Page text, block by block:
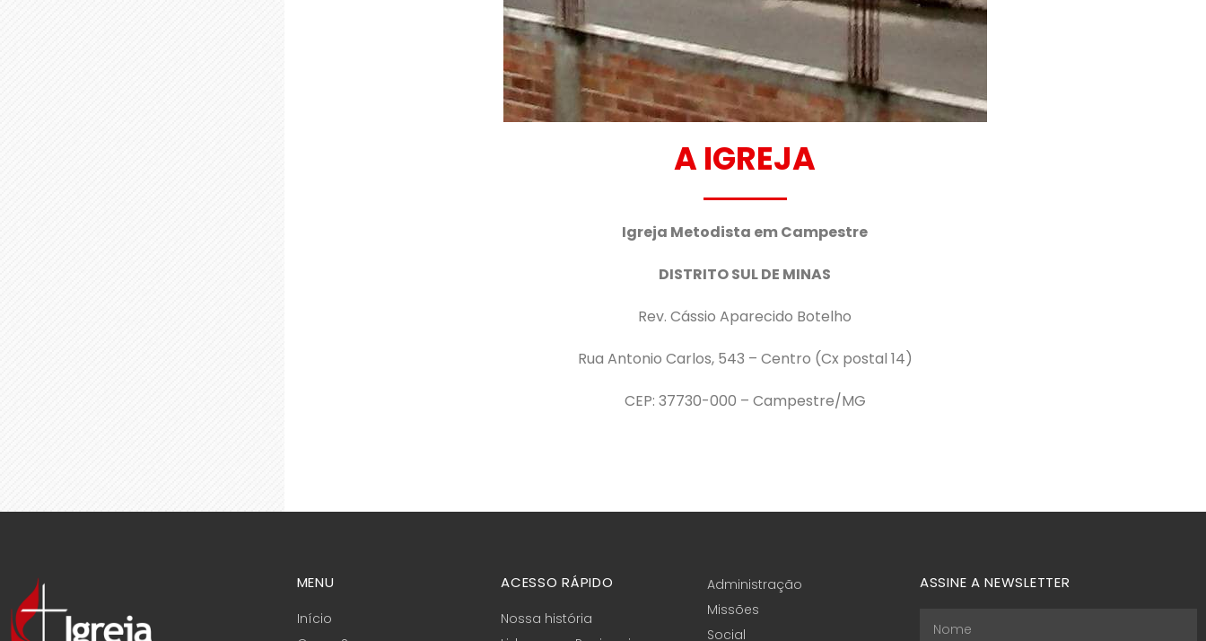
A IGREJA
Igreja Metodista em Campestre
DISTRITO SUL DE MINAS
Rev. Cássio Aparecido Botelho
Rua Antonio Carlos, 543 – Centro (Cx postal 14)
CEP: 37730-000 – Campestre/MG
MENU
Início
ACESSO RÁPIDO
Nossa história
Administração
Missões
Social
ASSINE A NEWSLETTER